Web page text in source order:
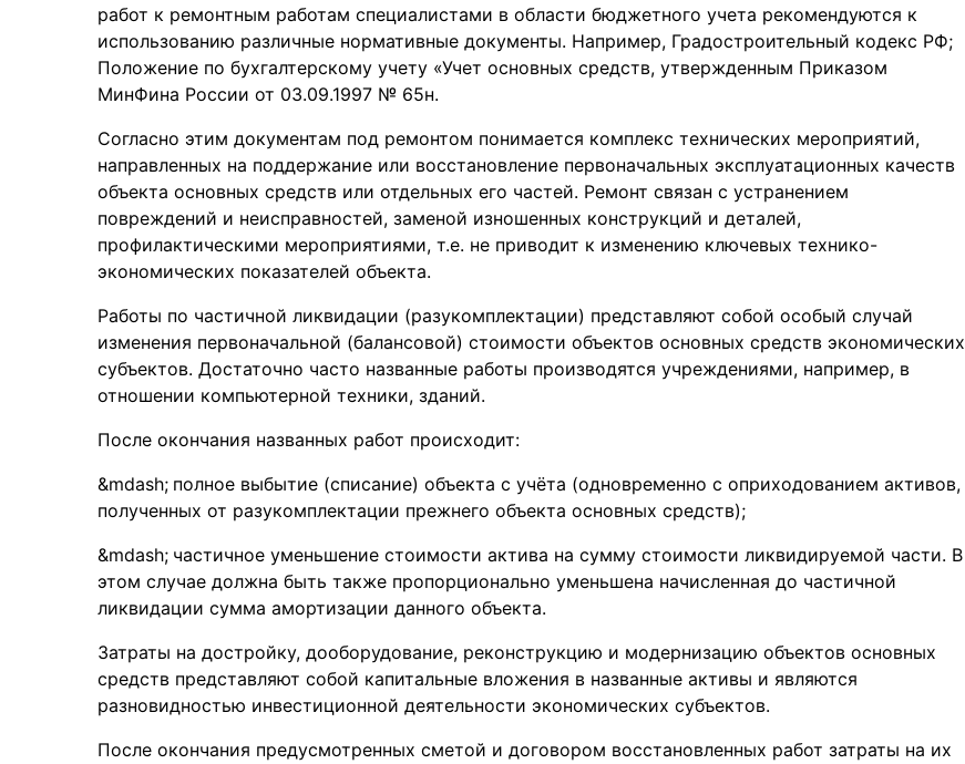
работ к ремонтным работам специалистами в области бюджетного учета рекомендуются к
использованию различные нормативные документы. Например, Градостроительный кодекс РФ;
Положение по бухгалтерскому учету «Учет основных средств, утвержденным Приказом
МинФина России от 03.09.1997 № 65н.
Согласно этим документам под ремонтом понимается комплекс технических мероприятий,
направленных на поддержание или восстановление первоначальных эксплуатационных качеств
объекта основных средств или отдельных его частей. Ремонт связан с устранением
повреждений и неисправностей, заменой изношенных конструкций и деталей,
профилактическими мероприятиями, т.е. не приводит к изменению ключевых технико-
экономических показателей объекта.
Работы по частичной ликвидации (разукомплектации) представляют собой особый случай
изменения первоначальной (балансовой) стоимости объектов основных средств экономических
субъектов. Достаточно часто названные работы производятся учреждениями, например, в
отношении компьютерной техники, зданий.
После окончания названных работ происходит:
полное выбытие (списание) объекта с учёта (одновременно с оприходованием активов,
полученных от разукомплектации прежнего объекта основных средств);
частичное уменьшение стоимости актива на сумму стоимости ликвидируемой части. В
этом случае должна быть также пропорционально уменьшена начисленная до частичной
ликвидации сумма амортизации данного объекта.
Затраты на достройку, дооборудование, реконструкцию и модернизацию объектов основных
средств представляют собой капитальные вложения в названные активы и являются
разновидностью инвестиционной деятельности экономических субъектов.
После окончания предусмотренных сметой и договором восстановленных работ затраты на их